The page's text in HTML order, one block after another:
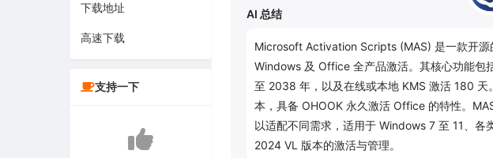
下载地址
高速下载
支持一下
AI 总结
Microsoft Activation Scripts (MAS) 是一款开
Windows 及 Office 全产品激活。其核心功能包
至 2038 年，以及在线或本地 KMS 激活 180 天
本，具备 OHOOK 永久激活 Office 的特性。
以适配不同需求，适用于 Windows 7 至 11、
2024 VL 版本的激活与管理。